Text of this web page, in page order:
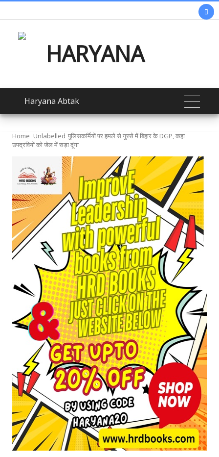

Haryana Abtak
Home Unlabelled पुलिसकर्मियों पर हमले से गुस्से में बिहार के DGP, कहा
उपद्रवियों को जेल में सड़ा दूंगा